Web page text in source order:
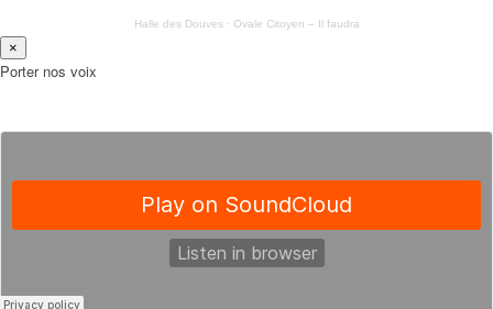
Halle des Douves· Ovale Citoyen – Il faudra
×
Porter nos voix